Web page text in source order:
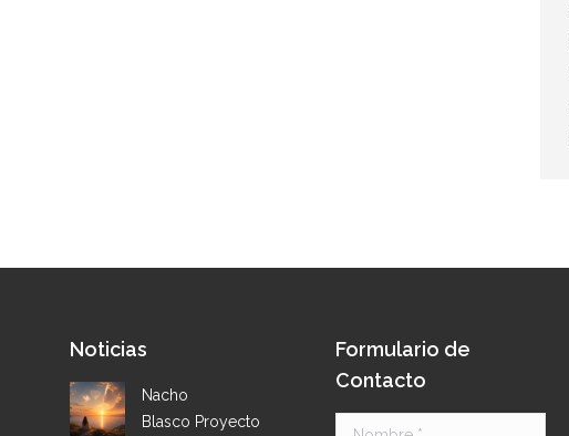
Noticias
Nacho
Blasco Proyecto
Formulario de
Contacto
Nombre *